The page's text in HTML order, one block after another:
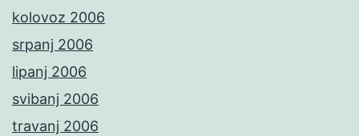
kolovoz 2006
srpanj 2006
lipanj 2006
svibanj 2006
travanj 2006